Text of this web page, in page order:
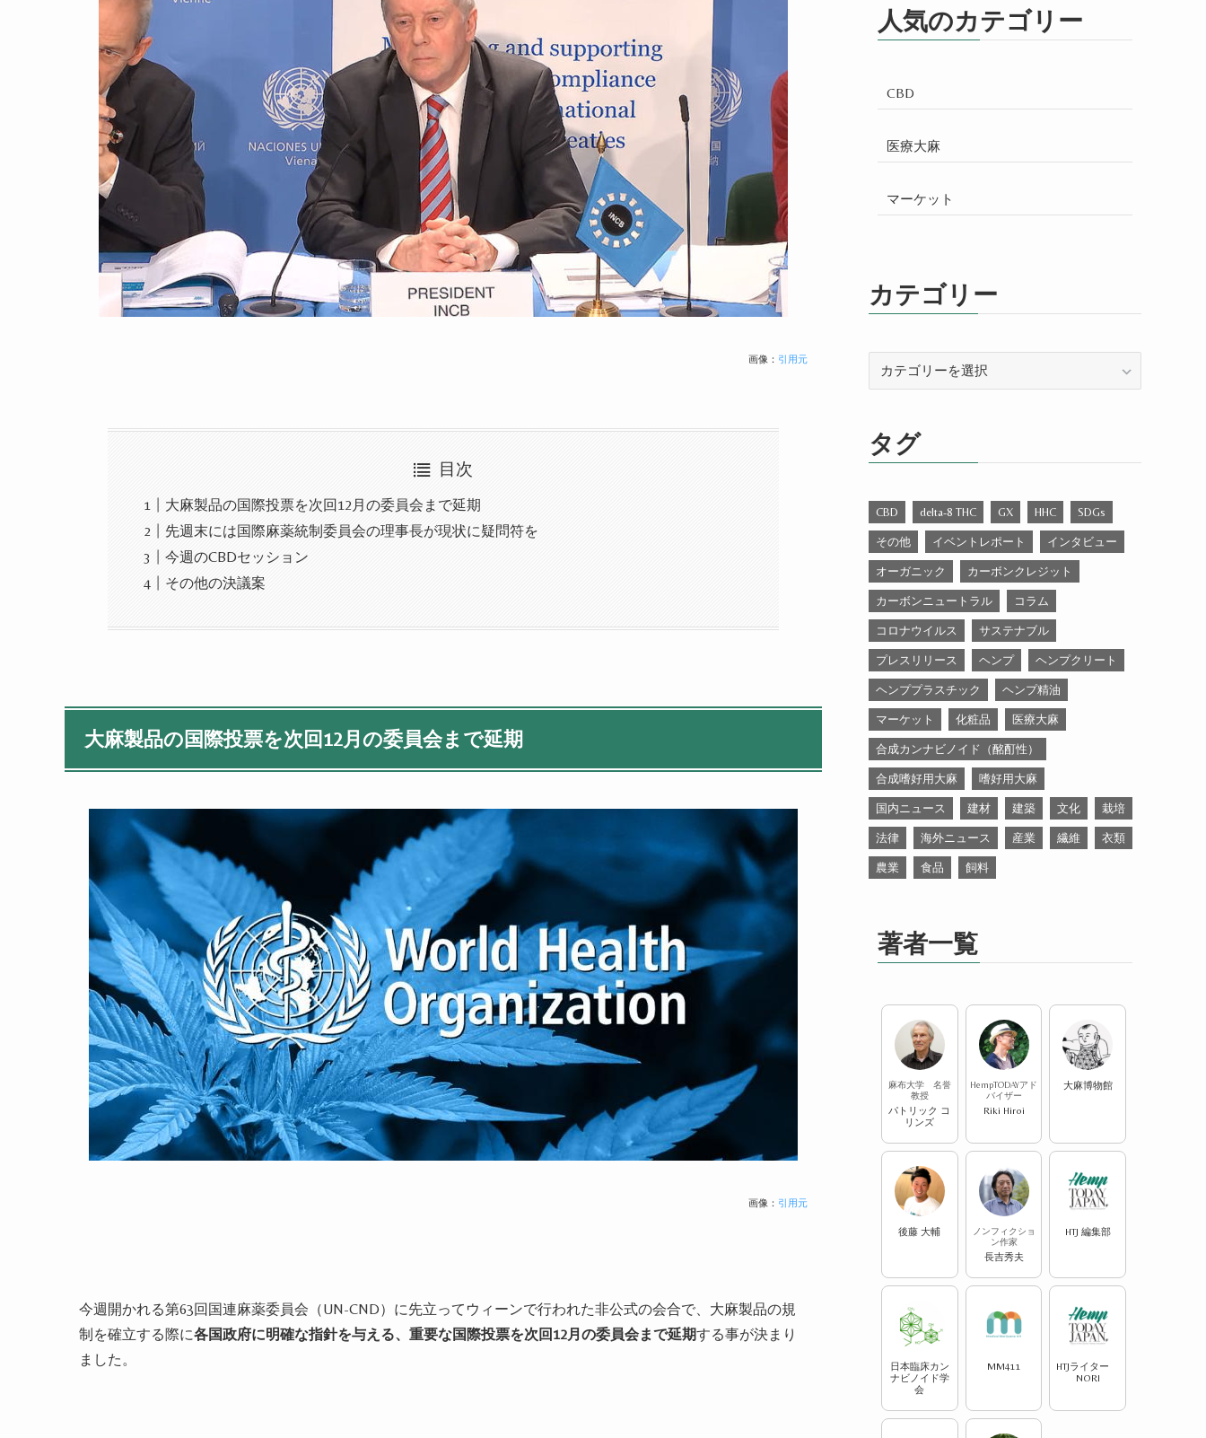
画像： 引用元
目次
大麻製品の国際投票を次回12月の委員会まで延期
先週末には国際麻薬統制委員会の理事長が現状に疑問符を
今週のCBDセッション
その他の決議案
大麻製品の国際投票を次回12月の委員会まで延期
画像： 引用元
今週開かれる第63回国連麻薬委員会（UN-CND）に先立ってウィーンで行われた非公式の会合で、大麻製品の規
制を確立する際に各国政府に明確な指針を与える、重要な国際投票を次回 12月の委員会まで延期する事が決まり
ました。
人気のカテゴリー
CBD
医療大麻
マーケット
カテゴリー
ー
タグ
CBD delta-8 THC GX HHC SDGs
その他 イベントレポート インタビュー
オーガニック カーボンクレジット
カーボンニュートラル コラム
コロナウイルス サステナブル
プレスリリース ヘンプ ヘンプクリート
ヘンププラスチック ヘンプ精油
マーケット 化粧品 医療大麻
合成カンナビノイド（酩酊性）
合成嗜好用大麻 嗜好用大麻
国内ニュース 建材 建築 文化 栽培
法律 海外ニュース 産業 繊維 衣類
農業 食品 飼料
著者一覧
麻布大学 名誉
教授
パトリック コ
リンズ
HempTODAYアド
バイザー
Riki Hiroi
大麻博物館
後藤 大輔
ノンフィクショ
ン作家
長吉秀夫
HTJ 編集部
日本臨床カン
ナビノイド学
会
MM411
HTJライター
NORI